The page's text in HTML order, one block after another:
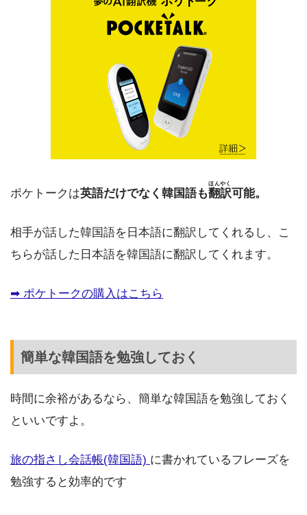
ポケトークは英語だけでなく韓国語も翻訳
ほんやく
可能。
相手が話した韓国語を日本語に翻訳してくれるし、こ
ちらが話した日本語を韓国語に翻訳してくれます。
➡︎ ポケトークの購入はこちら
簡単な韓国語を勉強しておく
時間に余裕があるなら、簡単な韓国語を勉強しておく
といいですよ。
旅の指さし会話帳(韓国語) に書かれているフレーズを
勉強すると効率的です